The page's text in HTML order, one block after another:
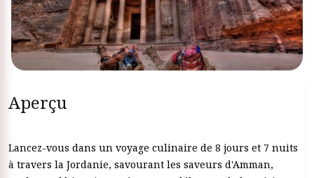
Aperçu
Lancez-vous dans un voyage culinaire de 8 jours et 7 nuits
à travers la Jordanie, savourant les saveurs d'Amman,